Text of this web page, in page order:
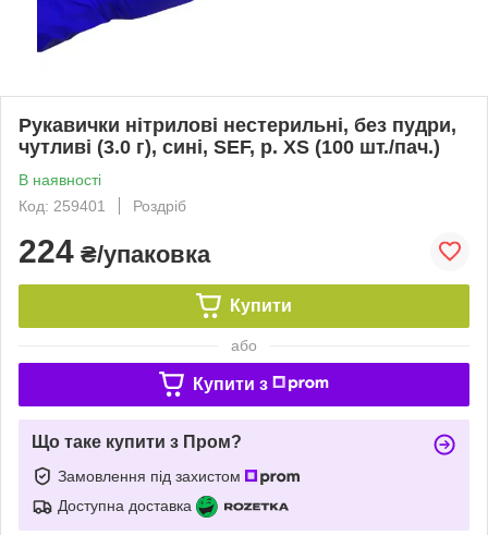
Рукавички нітрилові нестерильні, без пудри,
чутливі (3.0 г), сині, SEF, р. XS (100 шт./пач.)
В наявності
Код: 259401
Роздріб
224 ₴/упаковка
Купити
або
Купити з
Що таке купити з Пром?
Замовлення під захистом
Доступна доставка